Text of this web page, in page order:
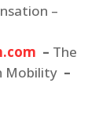
–
– The
Mobility–